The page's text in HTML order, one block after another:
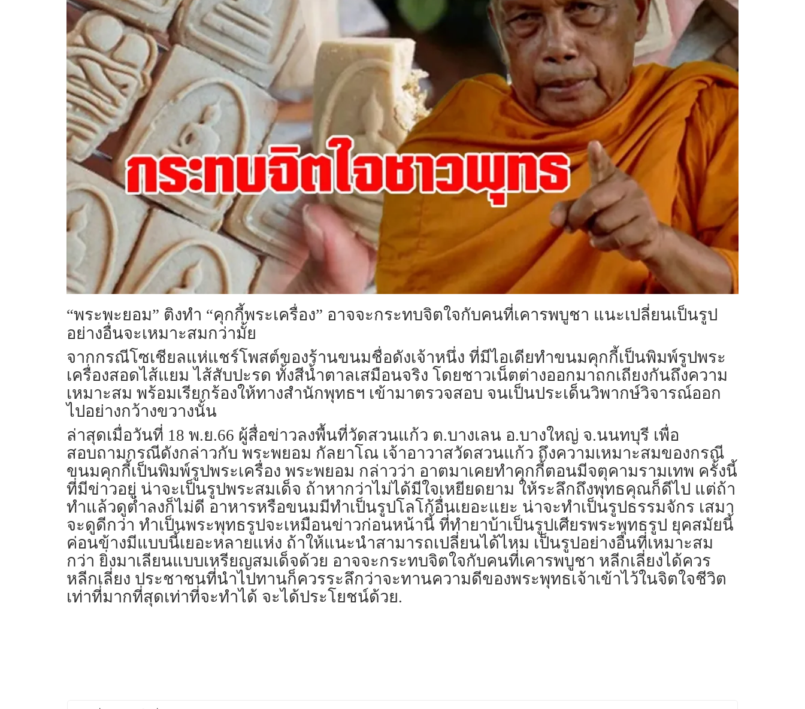
“พระพะยอม” ติงทำ “คุกกี้พระเครื่อง” อาจจะกระทบจิตใจกับคนที่เคารพบูชา แนะเปลี่ยนเป็นรูป
อย่างอื่นจะเหมาะสมกว่ามั้ย
จากกรณีโซเชียลแห่แชร์โพสต์ของร้านขนมชื่อดังเจ้าหนึ่ง ที่มีไอเดียทำขนมคุกกี้เป็นพิมพ์รูปพระ
เครื่องสอดไส้แยม ไส้สับปะรด ทั้งสีน้ำตาลเสมือนจริง โดยชาวเน็ตต่างออกมาถกเถียงกันถึงความ
เหมาะสม พร้อมเรียกร้องให้ทางสำนักพุทธฯ เข้ามาตรวจสอบ จนเป็นประเด็นวิพากษ์วิจารณ์ออก
ไปอย่างกว้างขวางนั้น
ล่าสุดเมื่อวันที่ 18 พ.ย.66 ผู้สื่อข่าวลงพื้นที่วัดสวนแก้ว ต.บางเลน อ.บางใหญ่ จ.นนทบุรี เพื่อ
สอบถามกรณีดังกล่าวกับ พระพยอม กัลยาโณ เจ้าอาวาสวัดสวนแก้ว ถึงความเหมาะสมของกรณี
ขนมคุกกี้เป็นพิมพ์รูปพระเครื่อง พระพยอม กล่าวว่า อาตมาเคยทำคุกกี้ตอนมีจตุคามรามเทพ ครั้งนี้
ที่มีข่าวอยู่ น่าจะเป็นรูปพระสมเด็จ ถ้าหากว่าไม่ได้มีใจเหยียดยาม ให้ระลึกถึงพุทธคุณก็ดีไป แต่ถ้า
ทำแล้วดูต่ำลงก็ไม่ดี อาหารหรือขนมมีทำเป็นรูปโลโก้อื่นเยอะแยะ น่าจะทำเป็นรูปธรรมจักร เสมา
จะดูดีกว่า ทำเป็นพระพุทธรูปจะเหมือนข่าวก่อนหน้านี้ ที่ทำยาบ้าเป็นรูปเศียรพระพุทธรูป ยุคสมัยนี้
ค่อนข้างมีแบบนี้เยอะหลายแห่ง ถ้าให้แนะนำสามารถเปลี่ยนได้ไหม เป็นรูปอย่างอื่นที่เหมาะสม
กว่า ยิ่งมาเลียนแบบเหรียญสมเด็จด้วย อาจจะกระทบจิตใจกับคนที่เคารพบูชา หลีกเลี่ยงได้ควร
หลีกเลี่ยง ประชาชนที่นำไปทานก็ควรระลึกว่าจะทานความดีของพระพุทธเจ้าเข้าไว้ในจิตใจชีวิต
เท่าที่มากที่สุดเท่าที่จะทำได้ จะได้ประโยชน์ด้วย.